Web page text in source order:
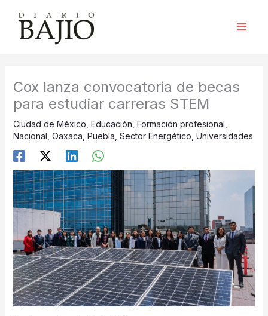
contenido
Cox lanza convocatoria de becas
para estudiar carreras STEM
Ciudad de México Educación Formación profesional
Nacional Oaxaca Puebla Sector Energético Universidades